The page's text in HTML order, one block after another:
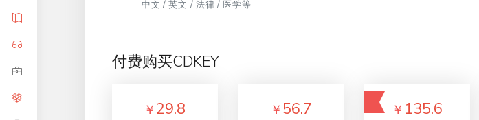
中文 / 英文 / 法律 / 医学等
付费购买CDKEY
￥ 29.8 ￥ 56.7 ￥ 135.6